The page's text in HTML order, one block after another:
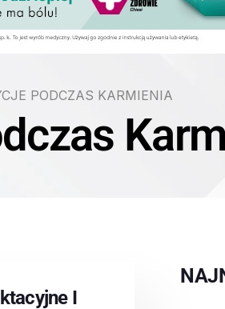
PODCZAS KARMIENIA
I